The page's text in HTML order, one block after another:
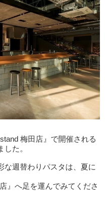
梅田店』で開催される
た。
な週替わりパスタは、夏に
』へ足を運んでみてくださ